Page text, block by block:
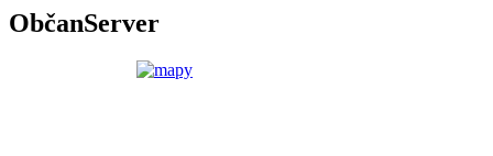
ObčanServer